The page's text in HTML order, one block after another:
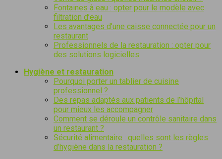
Fontaines à eau : opter pour le modèle avec
filtration d’eau
Les avantages d’une caisse connectée pour un
restaurant
Professionnels de la restauration : opter pour
des solutions logicielles
Hygiène et restauration
Pourquoi porter un tablier de cuisine
professionnel ?
Des repas adaptés aux patients de l’hôpital
pour mieux les accompagner
Comment se déroule un contrôle sanitaire dans
un restaurant ?
Sécurité alimentaire : quelles sont les règles
d’hygiène dans la restauration ?